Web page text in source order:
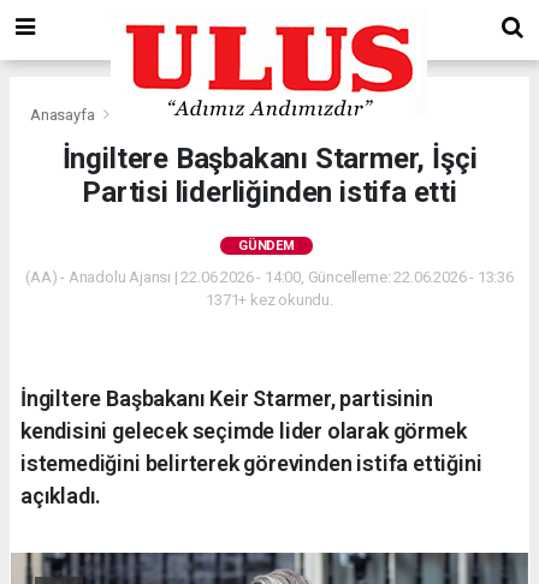
Anasayfa Gündem
İngiltere Başbakanı Starmer, İşçi
Partisi liderliğinden istifa etti
GÜNDEM
(AA) - Anadolu Ajansı | 22.06.2026 - 14:00, Güncelleme: 22.06.2026 - 13:36
1371+ kez okundu.
İngiltere Başbakanı Keir Starmer, partisinin
kendisini gelecek seçimde lider olarak görmek
istemediğini belirterek görevinden istifa ettiğini
açıkladı.